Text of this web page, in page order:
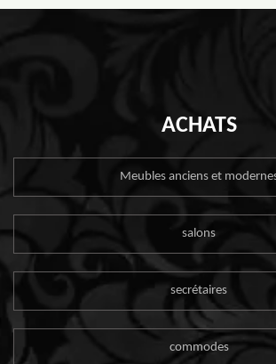
ACHATS
Meubles anciens et
salons
secrétaires
commodes